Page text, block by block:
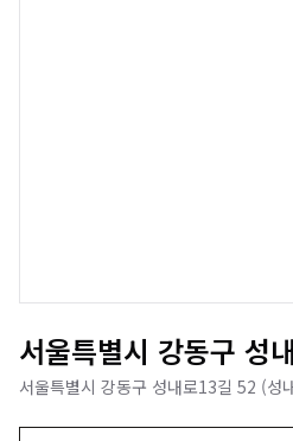
서울특별시 강동구 성
서울특별시 강동구 성내로13길 52 (성